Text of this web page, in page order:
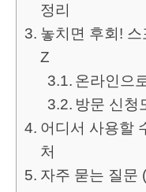
정리
놓치면 후회!
Z
온라인으
방문 신청
어디서 사용할
처
자주 묻는 질문